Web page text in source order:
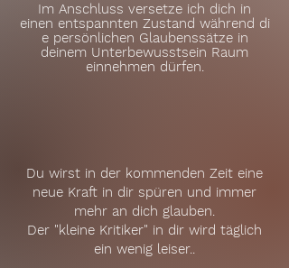
Im Anschluss versetze ich dich in
einen entspannten Zustand während di
epersönlichen Glaubenssätze in
deinem Unterbewusstsein Raum
einnehmen dürfen.
Du wirst in der kommenden Zeit eine
neue Kraft in dir spüren und immer
mehr an dich glauben.
Der "kleine Kritiker" in dir wird täglich
ein wenig leiser..